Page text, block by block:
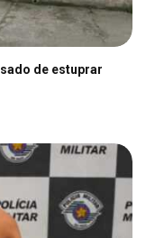
de estuprar